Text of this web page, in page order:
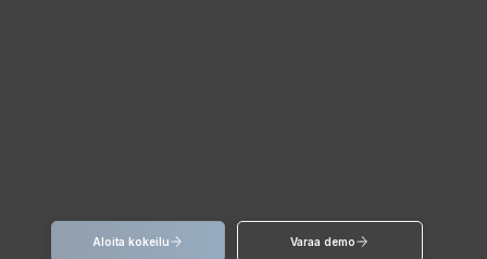
Aloita kokeilu Varaa demo